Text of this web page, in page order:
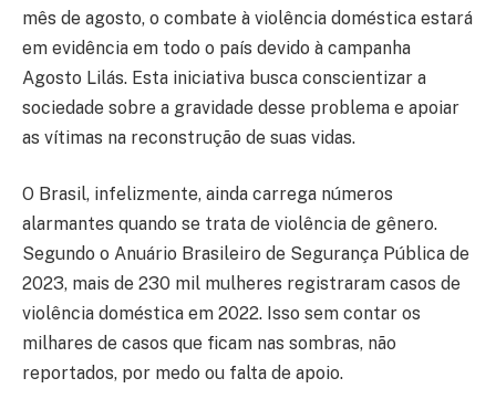
mês de agosto, o combate à violência doméstica estará
em evidência em todo o país devido à campanha
Agosto Lilás. Esta iniciativa busca conscientizar a
sociedade sobre a gravidade desse problema e apoiar
as vítimas na reconstrução de suas vidas.
O Brasil, infelizmente, ainda carrega números
alarmantes quando se trata de violência de gênero.
Segundo o Anuário Brasileiro de Segurança Pública de
2023, mais de 230 mil mulheres registraram casos de
violência doméstica em 2022. Isso sem contar os
milhares de casos que ficam nas sombras, não
reportados, por medo ou falta de apoio.